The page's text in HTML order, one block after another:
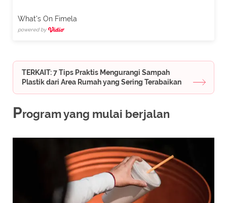
What's On Fimela
powered by
TERKAIT: 7 Tips Praktis Mengurangi Sampah
Plastik dari Area Rumah yang Sering Terabaikan
Program yang mulai berjalan